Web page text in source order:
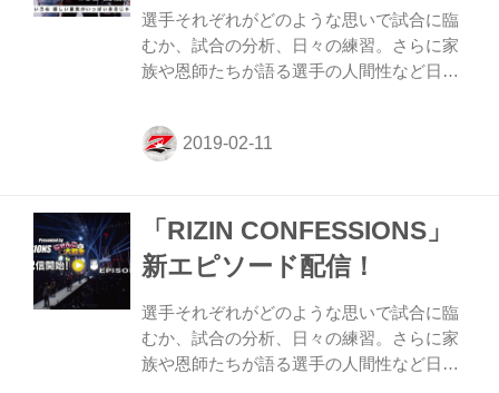
す那須川天心も登場。RIZIN.16を観戦前
に、ぜひチェックしてほしい。 ≫ RIZIN
CONFESSIONS #36 を視聴する
選手それぞれがどのような思いで試合に臨
むか、試合の分析、日々の練習。さらに家
族や恩師たちが語る選手の人間性など日常
“CONFESSIONS（告白）” に胸が熱くなる
RIZINドキュメンタリー番組。 新作エピソ
げたダロン・クルックシャンク、ダミア
ン・ブラウン、太尊伸光、トフィック・ム
サエフ、ギャビ・ガルシア、バーバラ・ネ
ポムセーノ、真珠・野沢オークレア、ヤス
ティナ・ハバ、イリー・プロハースカ、ブ
ランドン・ホールジーが登場。 そして、世
界中が注目したフロイド・...
「RIZIN CONFESSIONS」
新エピソード配信！
選手それぞれがどのような思いで試合に臨
むか、試合の分析、日々の練習。さらに家
族や恩師たちが語る選手の人間性など日常